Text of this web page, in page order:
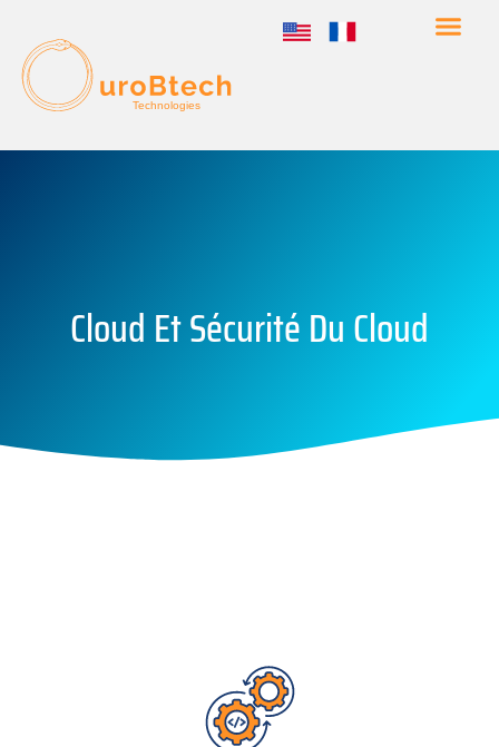
Technologies
Cloud Et Sécurité Du Cloud